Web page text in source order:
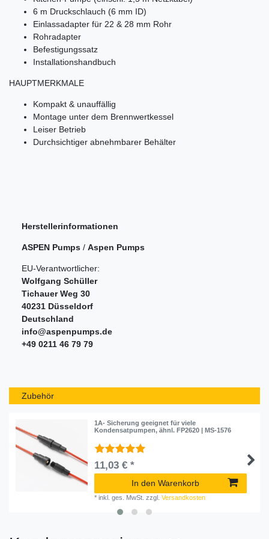
6 m Druckschlauch (6 mm ID)
Einlassadapter für 22 & 28 mm Rohr
Rohradapter
Befestigungssatz
Installationshandbuch
HAUPTMERKMALE
Kompakt & unauffällig
Montage unter dem Brennwertkessel
Leiser Betrieb
Durchsichtiger abnehmbarer Behälter
Herstellerinformationen
ASPEN Pumps / Aspen Pumps
EU-Verantwortlicher:
Wolfgang Schüller
Tichauer Weg 30
40231 Düsseldorf
Deutschland
info@aspenpumps.de
+49 0211 46 79 79
Zubehör
1A- Sicherung geeignet für viele
Kondensatpumpen, ähnl. FP2620 | MS-1576
11,03 € *
In den Warenkorb
*inkl. ges. MwSt. zzgl.Versandkosten